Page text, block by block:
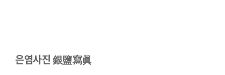
은염사진 銀鹽寫眞